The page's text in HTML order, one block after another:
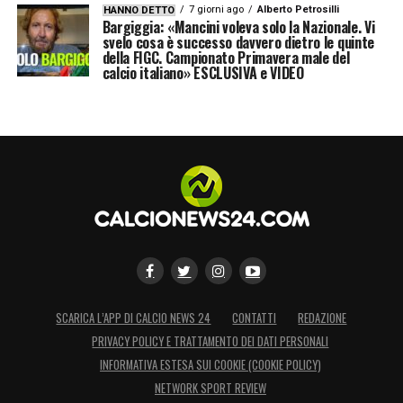
parentesi in bianconero caratterizzata da
168 presenze, 68 gol e la conquista di una
Coppa Italia. Nelle prossime ore, Juventus e
decretando così il futuro dell’attaccante
LA PLAYLIST DELLE NOSTRE TOP NEWS
HANNO DETTO 7 giorni ago Alberto Petrosilli
Bargiggia: «Mancini voleva solo la Nazionale. Vi
svelo cosa è successo davvero dietro le quinte
della FIGC. Campionato Primavera male del
calcio italiano» ESCLUSIVA e VIDEO
SCARICA L’APP DI CALCIO NEWS 24 CONTATTI
REDAZIONE
PRIVACY POLICY E TRATTAMENTO DEI DATI PERSONALI
INFORMATIVA ESTESA SUI COOKIE (COOKIE POLICY)
NETWORK SPORT REVIEW